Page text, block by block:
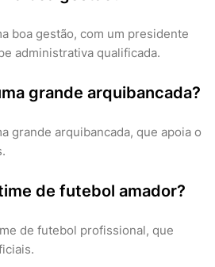
boa gestão, com um presidente
administrativa qualificada.
grande arquibancada?
grande arquibancada, que apoia o
de futebol amador?
de futebol profissional, que